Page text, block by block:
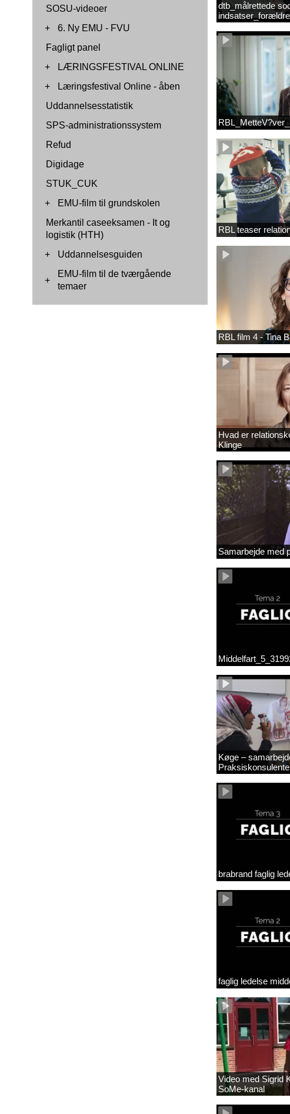
SOSU-videoer
+
6. Ny EMU - FVU
Fagligt panel
+
LÆRINGSFESTIVAL ONLINE
+
Læringsfestival Online - åben
Uddannelsesstatistik
SPS-administrationssystem
Refud
Digidage
STUK_CUK
+
EMU-film til grundskolen
Merkantil caseeksamen - It og
logistik (HTH)
+
Uddannelsesguiden
+
EMU-film til de tværgående
temaer
dtb_målrettede
(Original).mp4
RBL teaser
RBL film 4 - Tina
Hvad er
Klinge
Samarbejde med
Køge –
brabrand faglig
faglig ledelse
Video med Sigrid
SoMe-kanal